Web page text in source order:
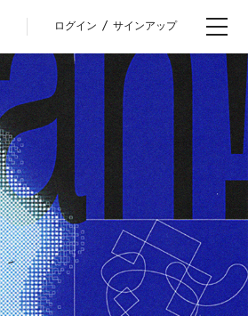
ログイン / サインアップ